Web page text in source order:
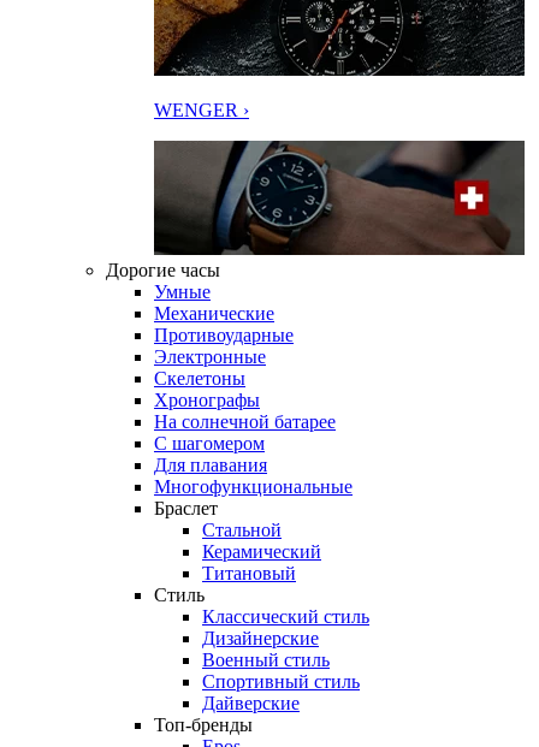
WENGER ›
Дорогие часы
Умные
Механические
Противоударные
Электронные
Скелетоны
Хронографы
На солнечной батарее
С шагомером
Для плавания
Многофункциональные
Браслет
Стальной
Керамический
Титановый
Стиль
Классический стиль
Дизайнерские
Военный стиль
Спортивный стиль
Дайверские
Топ-бренды